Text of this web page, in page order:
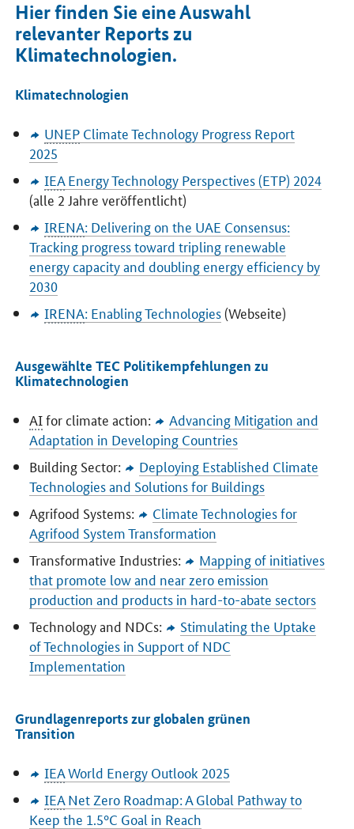
Hier finden Sie eine Auswahl
relevanter Reports zu
Klimatechnologien.
Klimatechnologien
UNEP Climate Technology Progress Report
2025
IEA Energy Technology Perspectives(ETP) 2024
(alle 2 Jahre veröffentlicht)
IRENA: Delivering on the UAE Consensus:
Tracking progress toward tripling renewable
energy capacity and doubling energy efficiency by
2030
IRENA: Enabling Technologies(Webseite)
Ausgewählte TEC Politikempfehlungen zu
Klimatechnologien
AIfor climate action:
Advancing Mitigation and
Adaptation in Developing Countries
Building Sector:
Deploying Established Climate
Technologies and Solutions for Buildings
Agrifood Systems:
Climate Technologies for
Agrifood System Transformation
Transformative Industries:
Mapping of initiatives
that promote low and near zero emission
production and products in hard-to-abate sectors
Technology and NDCs:
Stimulating the Uptake
of Technologies in Support of NDC
Implementation
Grundlagenreports zur globalen grünen
Transition
IEAWorld Energy Outlook 2025
IEA Net Zero Roadmap: A Global Pathway to
Keep the 1.5°C Goal in Reach